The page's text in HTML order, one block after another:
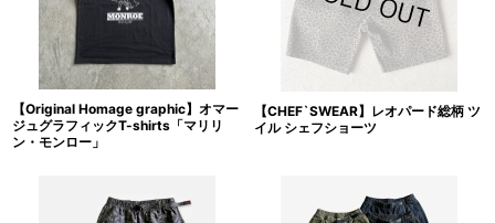
【Original Homage graphic】オマー
ジュグラフィックT-shirts「マリリ
ン・モンロー」
【CHEF`SWEAR】レオパード総柄 ツ
イル シェフショーツ